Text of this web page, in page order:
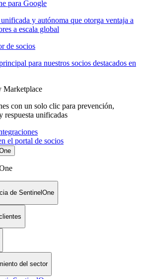
para Google
y autónoma que otorga ventaja a
a escala global
de socios
para nuestros socios destacados en
Marketplace
con un solo clic para prevención,
respuesta unificadas
el portal de socios
de SentinelOne
del sector